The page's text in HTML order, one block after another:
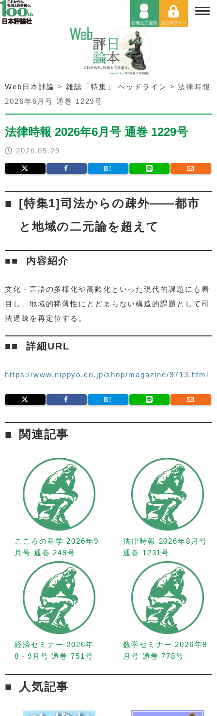
Web日本評論 >雑誌「特集」 ヘッドライン >法律時報
2026年6月号 通巻 1229号
法律時報 2026年6月号 通巻 1229号
2026.05.29
[特集1]司法からの疎外——都市
と地域の二元論を超えて
内容紹介
文化・言語の多様化や高齢化といった現代的課題にも着
目し、地域的稀薄性にとどまらない構造的課題として司
法過疎を再定位する。
詳細URL
https://www.nippyo.co.jp/shop/magazine/9713.html
関連記事
こころの科学 2026年9
月号 通巻 249号
法律時報 2026年8月号
通巻 1231号
経済セミナー 2026年
8・9月号 通巻 751号
数学セミナー 2026年8
月号 通巻 778号
人気記事